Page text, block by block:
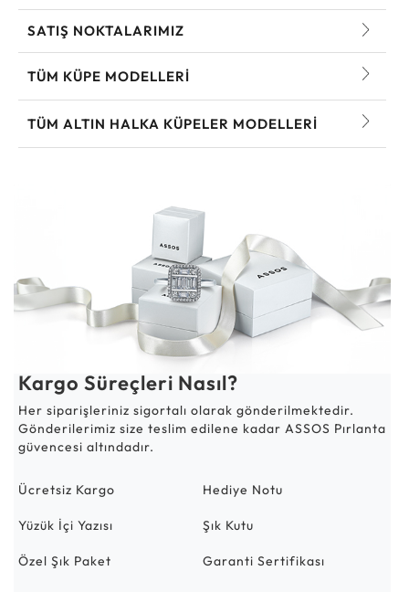
SATIŞ NOKTALARIMIZ
TÜM KÜPE MODELLERI
TÜM ALTIN HALKA KÜPELER MODELLERI
Kargo Süreçleri Nasıl?
Her siparişleriniz sigortalı olarak gönderilmektedir.
Gönderilerimiz size teslim edilene kadar ASSOS Pırlanta
güvencesi altındadır.
Ücretsiz Kargo Hediye Notu
Yüzük İçi Yazısı Şık Kutu
Özel Şık Paket Garanti Sertifikası